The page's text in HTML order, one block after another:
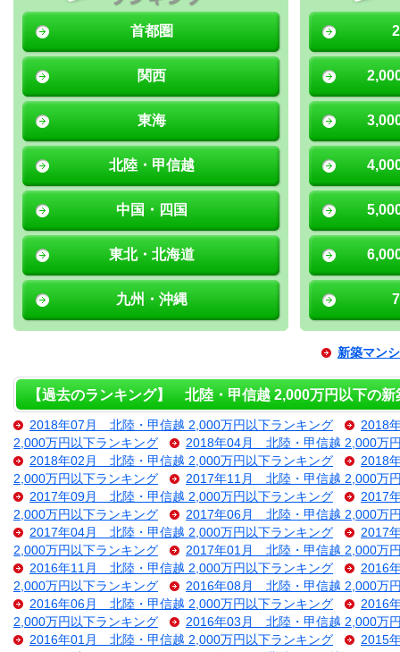
首都圏
関西
東海
北陸・甲信越
中国・四国
東北・北海道
九州・沖縄
新築マン
【過去のランキング】 北陸・甲信越 2,000万円以下の新
2018年07月 北陸・甲信越 2,000万円以下ランキング
2018
2,000万円以下ランキング
2018年04月 北陸・甲信越 2,000万
2018年02月 北陸・甲信越 2,000万円以下ランキング
2018
2,000万円以下ランキング
2017年11月 北陸・甲信越 2,000万
2017年09月 北陸・甲信越 2,000万円以下ランキング
2017
2,000万円以下ランキング
2017年06月 北陸・甲信越 2,000万
2017年04月 北陸・甲信越 2,000万円以下ランキング
2017
2,000万円以下ランキング
2017年01月 北陸・甲信越 2,000万
2016年11月 北陸・甲信越 2,000万円以下ランキング
2016
2,000万円以下ランキング
2016年08月 北陸・甲信越 2,000万
2016年06月 北陸・甲信越 2,000万円以下ランキング
2016
2,000万円以下ランキング
2016年03月 北陸・甲信越 2,000万
2016年01月 北陸・甲信越 2,000万円以下ランキング
2015